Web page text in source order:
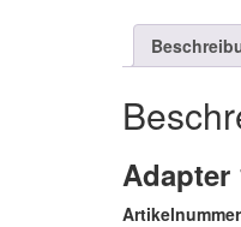
Adapter
Artikelnummer